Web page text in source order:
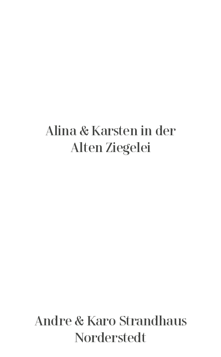
Alina & Karsten in der
Alten Ziegelei
Andre & Karo Strandhaus
Norderstedt